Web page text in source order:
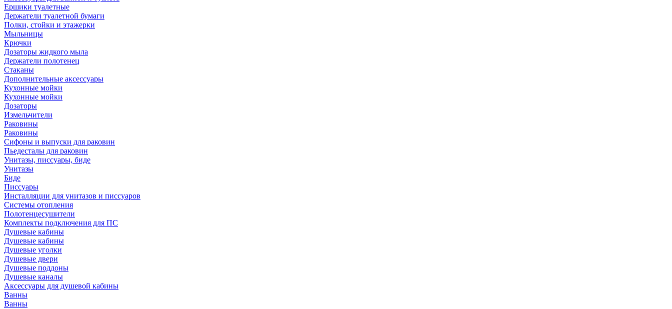
Ершики туалетные
Держатели туалетной бумаги
Полки, стойки и этажерки
Мыльницы
Крючки
Дозаторы жидкого мыла
Держатели полотенец
Стаканы
Дополнительные аксессуары
Кухонные мойки
Кухонные мойки
Дозаторы
Измельчители
Раковины
Раковины
Сифоны и выпуски для раковин
Пьедесталы для раковин
Унитазы, писсуары, биде
Унитазы
Биде
Писсуары
Инсталляции для унитазов и писсуаров
Системы отопления
Полотенцесушители
Комплекты подключения для ПС
Душевые кабины
Душевые кабины
Душевые уголки
Душевые двери
Душевые поддоны
Душевые каналы
Аксессуары для душевой кабины
Ванны
Ванны